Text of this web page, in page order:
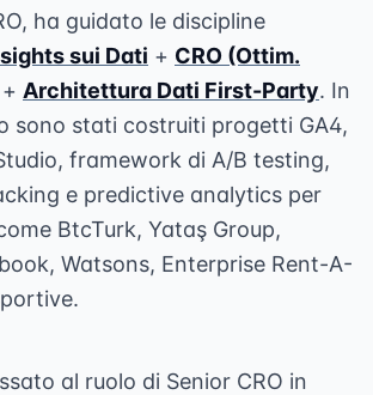
ha guidato le discipline
sui Dati + CRO (Ottim.
+ Architettura Dati First-Party. In
sono stati costruiti progetti GA4,
framework di A/B testing,
e predictive analytics per
BtcTurk, Yataş Group,
Watsons, Enterprise Rent-A-
al ruolo di Senior CRO in